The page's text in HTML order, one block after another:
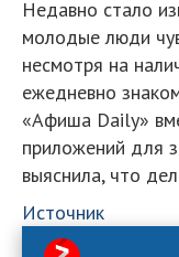
Недавно стало
молодые люди
несмотря на
ежедневно
«Афиша Daily»
приложений для
выяснила, что
Источник